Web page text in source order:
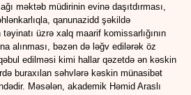
məktəb müdirinin evinə daşıtdırması,
qanunazidd şəkildə
üzrə xalq maarif komissarlığının
alınması, bəzən də ləğv edilərək öz
edilməsi kimi hallar qəzetdə ən kəskin
buraxılan səhvlərə kəskin münasibət
Məsələn, akademik Həmid Araslı